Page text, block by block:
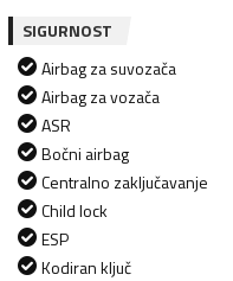
SIGURNOST
Airbag za suvozača
Airbag za vozača
ASR
Bočni airbag
Centralno zaključavanje
Child lock
ESP
Kodiran ključ